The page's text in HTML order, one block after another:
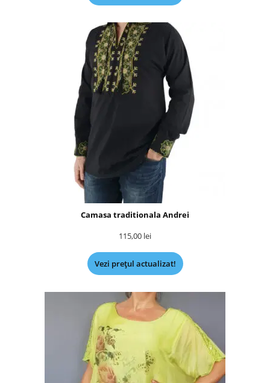
Camasa traditionala Andrei
115,00 lei
Vezi prețul actualizat!